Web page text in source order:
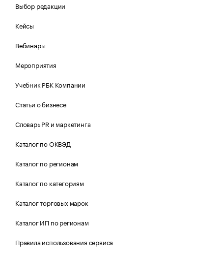
Выбор редакции
Кейсы
Вебинары
Мероприятия
Учебник РБК Компании
Статьи о бизнесе
Словарь PR и маркетинга
Каталог по ОКВЭД
Каталог по регионам
Каталог по категориям
Каталог торговых марок
Каталог ИП по регионам
Правила использования сервиса